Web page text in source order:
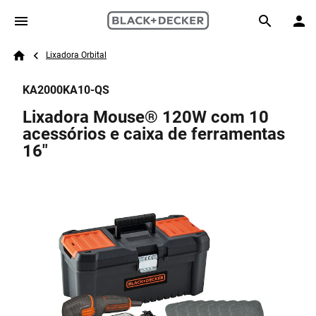
Skip to main content
Search
Breadcrumb
Lixadora Orbital
KA2000KA10-QS
Lixadora Mouse® 120W com 10
acessórios e caixa de ferramentas
16"